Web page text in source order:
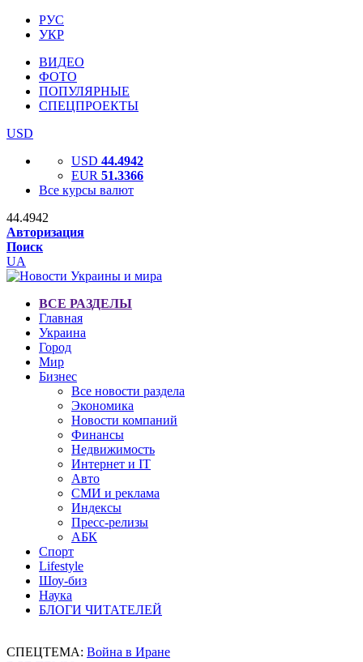
РУС
УКР
ВИДЕО
ФОТО
ПОПУЛЯРНЫЕ
СПЕЦПРОЕКТЫ
USD
USD 44.4942
EUR 51.3366
Все курсы валют
44.4942
Авторизация
Поиск
UA
ВСЕ РАЗДЕЛЫ
Главная
Украина
Город
Мир
Бизнес
Все новости раздела
Экономика
Новости компаний
Финансы
Недвижимость
Интернет и IT
Авто
СМИ и реклама
Индексы
Пресс-релизы
АБК
Спорт
Lifestyle
Шоу-биз
Наука
БЛОГИ ЧИТАТЕЛЕЙ
СПЕЦТЕМА: Война в Иране